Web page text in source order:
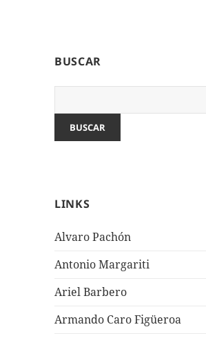
BUSCAR
LINKS
Alvaro Pachón
Antonio Margariti
Ariel Barbero
Armando Caro Figüeroa